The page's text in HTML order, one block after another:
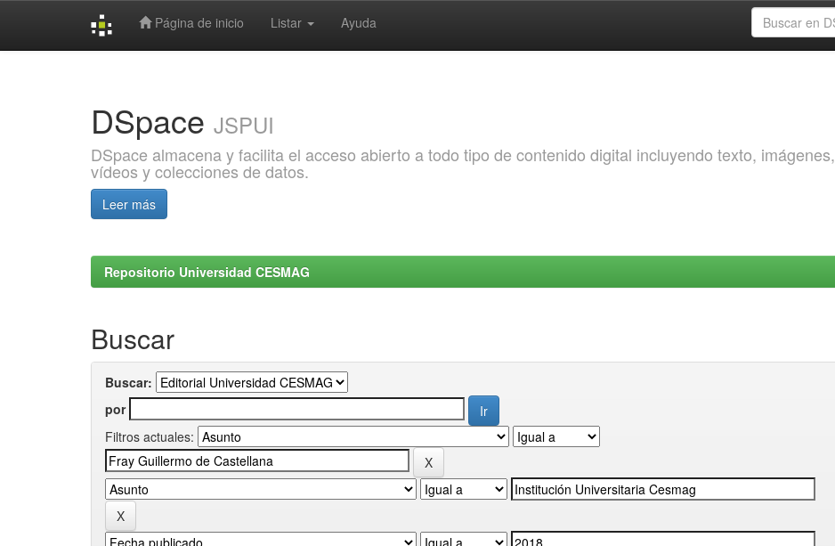
Página de inicio Listar Ayuda
DSpace JSPUI
DSpace almacena y facilita el acceso abierto a todo tipo de contenido digital incluyendo texto, imágenes,
vídeos y colecciones de datos.
Leer más
Repositorio Universidad CESMAG
Buscar
Buscar:
por
Filtros actuales: